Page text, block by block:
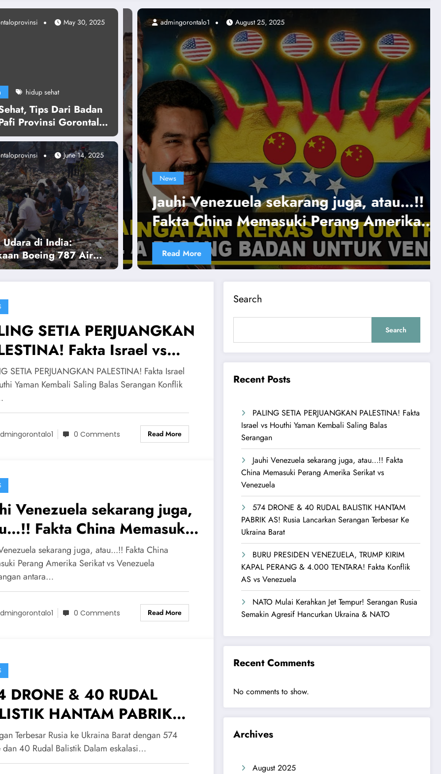
hidup sehat
Tips Dari Badan
Provinsi Gorontalo
Setidaknya
May 30, 2025
Udara di India:
Boeing 787 Air
241
Satu Selamat
June 14, 2025
Venezuela sekarang juga, atau…!!
China Memasuki Perang Amerika
vs Venezuela
More
August 25, 2025
News
574 DRONE & 40
HANTAM PABRIK
Serangan Terbesar
Read More
SETIA PERJUANGKAN
Fakta Israel vs
Yaman Kembali Saling
Serangan
SETIA PERJUANGKAN PALESTINA! Fakta Israel
Yaman Kembali Saling Balas Serangan Konflik
0 Comments Read More
Venezuela sekarang juga,
Fakta China Memasuki
Amerika Serikat vs
sekarang juga, atau...!! Fakta China
Perang Amerika Serikat vs Venezuela
antara…
0 Comments Read More
DRONE & 40 RUDAL
HANTAM PABRIK
Rusia Lancarkan Serangan
Ke Ukraina Barat
Terbesar Rusia ke Ukraina Barat dengan 574
dan 40 Rudal Balistik Dalam eskalasi…
Search
Search
Recent Posts
PALING SETIA PERJUANGKAN PALESTINA! Fakta
Israel vs Houthi Yaman Kembali Saling Balas
Serangan
Jauhi Venezuela sekarang juga, atau…!! Fakta
China Memasuki Perang Amerika Serikat vs
Venezuela
574 DRONE & 40 RUDAL BALISTIK HANTAM
PABRIK AS! Rusia Lancarkan Serangan Terbesar Ke
Ukraina Barat
BURU PRESIDEN VENEZUELA, TRUMP KIRIM
KAPAL PERANG & 4.000 TENTARA! Fakta Konflik
AS vs Venezuela
NATO Mulai Kerahkan Jet Tempur! Serangan Rusia
Semakin Agresif Hancurkan Ukraina & NATO
Recent Comments
No comments to show.
Archives
August 2025